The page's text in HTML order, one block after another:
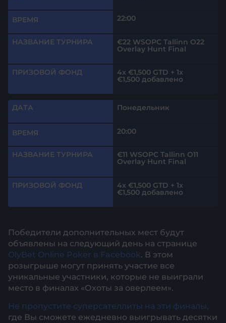
ВРЕМЯ 22:00
НАЗВАНИЕ ТУРНИРА €22 WSOPC Tallinn O22
Overlay Hunt Final
ПРИЗОВОЙ ФОНД 4x €1,500 GTD + 1x
€1,500 добавлено
ДАТА Понедельник
ВРЕМЯ 20:00
НАЗВАНИЕ ТУРНИРА €11 WSOPC Tallinn O11
Overlay Hunt Final
ПРИЗОВОЙ ФОНД 4x €1,500 GTD + 1x
€1,500 добавлено
Победители дополнительных мест будут
объявлены на следующий день на странице
OlyBet Online Poker в Facebook. В этом
розыгрыше могут принять участие все
уникальные участники, которые не выиграли
место в финалах «Охоты за оверлеем».
Не пропустите суперсателлиты на эти финалы,
где Вы сможете ежедневно выигрывать десятки